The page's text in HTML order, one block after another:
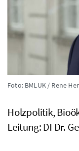
Foto: BMLUK / Rene
Holzpolitik,
Leitung:DI Dr.